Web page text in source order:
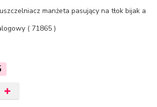
manżeta pasujący na tłok bijak a
( 71865 )